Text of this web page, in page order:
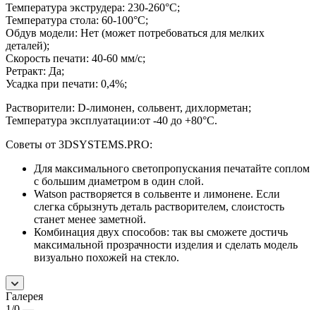
Температура экструдера: 230-260°С;
Температура стола: 60-100°С;
Обдув модели: Нет (может потребоваться для мелких
деталей);
Скорость печати: 40-60 мм/с;
Ретракт: Да;
Усадка при печати: 0,4%;
Растворители: D-лимонен, сольвент, дихлорметан;
Температура эксплуатации:от -40 до +80°С.
Советы от 3DSYSTEMS.PRO:
Для максимального светопропускания печатайте соплом
с большим диаметром в один слой.
Watson растворяется в сольвенте и лимонене. Если
слегка сбрызнуть деталь растворителем, слоистость
станет менее заметной.
Комбинация двух способов: так вы сможете достичь
максимальной прозрачности изделия и сделать модель
визуально похожей на стекло.
Галерея